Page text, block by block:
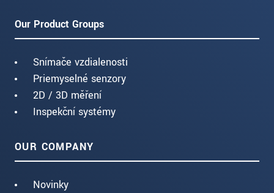
Our Product Groups
Snímače vzdialenosti
Priemyselné senzory
2D / 3D měření
Inspekční systémy
OUR COMPANY
Novinky